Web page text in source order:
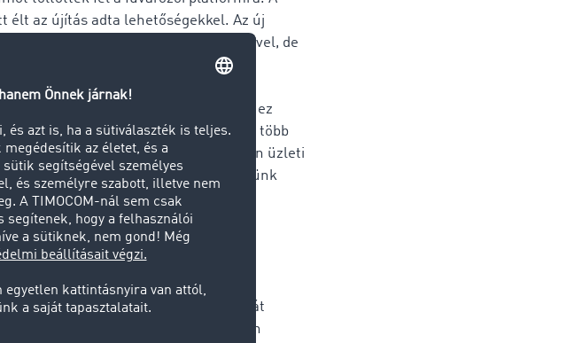
élt az újítás adta lehetőségekkel. Az új
egyszerűsödnek segítségével, de
„Nagy hangsúlyt fektetünk a
- Logisztika az embereknek és a
dokumentumot állítunk elő, ez
kell vennünk azonban, hogy egy irat több
Emiatt előnyben részesítjük az olyan üzleti
tehát digitális formában tudják nekünk
mindenkinek elhagyta már a száját
a fuvarozói- és logisztikai ágazatban